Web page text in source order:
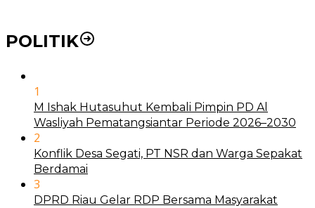
POLITIK
1
M Ishak Hutasuhut Kembali Pimpin PD Al
Wasliyah Pematangsiantar Periode 2026–2030
2
Konflik Desa Segati, PT NSR dan Warga Sepakat
Berdamai
3
DPRD Riau Gelar RDP Bersama Masyarakat